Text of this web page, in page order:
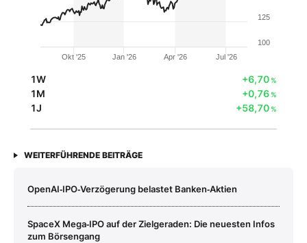
Okt '25 Jan '26 Apr '26 Jul '26
100
125
1W +6,70%
1M +0,76%
1J +58,70%
WEITERFÜHRENDE BEITRÄGE
OpenAI‑IPO‑Verzögerung belastet Banken‑Aktien
SpaceX Mega‑IPO auf der Zielgeraden: Die neuesten Infos
zum Börsengang